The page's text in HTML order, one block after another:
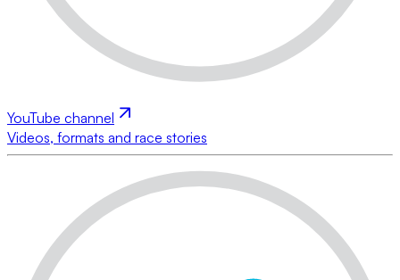
YouTube channel
Videos, formats and race stories